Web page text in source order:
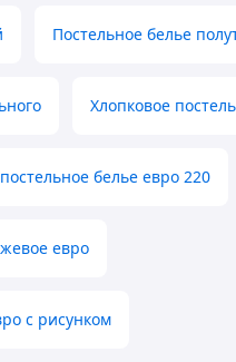
Постельное белье
Хлопковое
белье евро 220
евро
с рисунком